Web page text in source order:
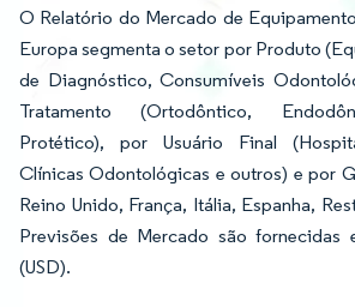
O Relatório do Mercado de
Europa segmenta o setor por Produto
de Diagnóstico, Consumíveis
Tratamento (Ortodôntico,
Protético), por Usuário Final
Clínicas Odontológicas e outros) e por
Reino Unido, França, Itália, Espanha,
Previsões de Mercado são fornecidas
(USD).